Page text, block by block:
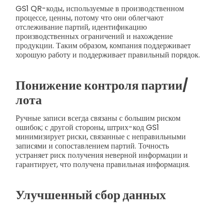
GS1 QR-коды, используемые в производственном
процессе, ценны, потому что они облегчают
отслеживание партий, идентификацию
производственных ограничений и нахождение
продукции. Таким образом, компания поддерживает
хорошую работу и поддерживает правильный порядок.
Понижение контроля партии/
лота
Ручные записи всегда связаны с большим риском
ошибок; с другой стороны, штрих-код GS1
минимизирует риски, связанные с неправильными
записями и сопоставлением партий. Точность
устраняет риск получения неверной информации и
гарантирует, что получена правильная информация.
Улучшенный сбор данных